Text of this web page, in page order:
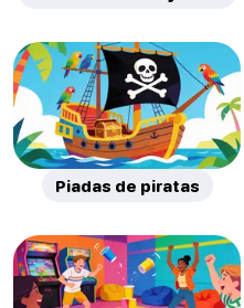
Piadas de piratas